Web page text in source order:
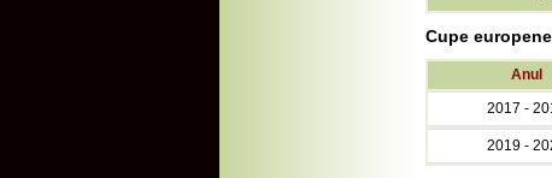
Cupe
Anul
2017 -
2019 -